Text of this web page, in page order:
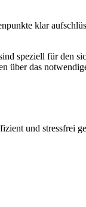
klar
speziell für den
über das
und stressfrei